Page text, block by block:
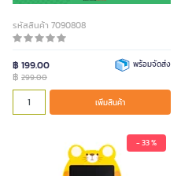
รหัสสินค้า 7090808
฿ 199.00
฿ 299.00
พร้อมจัดส่ง
เพิ่มสินค้า
- 33 %